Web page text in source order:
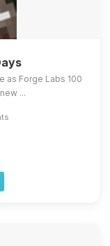
as Forge Labs 100
...